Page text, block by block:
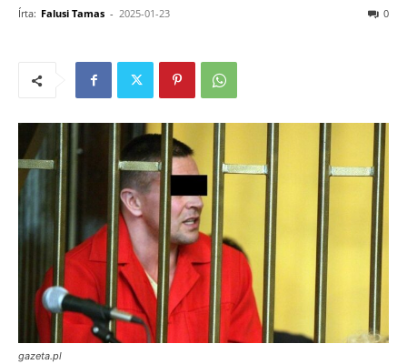
Írta: Falusi Tamas - 2025-01-23 0
gazeta.pl